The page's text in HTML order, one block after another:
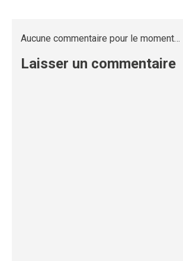
Aucune commentaire pour le moment…
Laisser un commentaire